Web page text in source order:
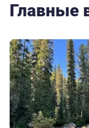
Главные